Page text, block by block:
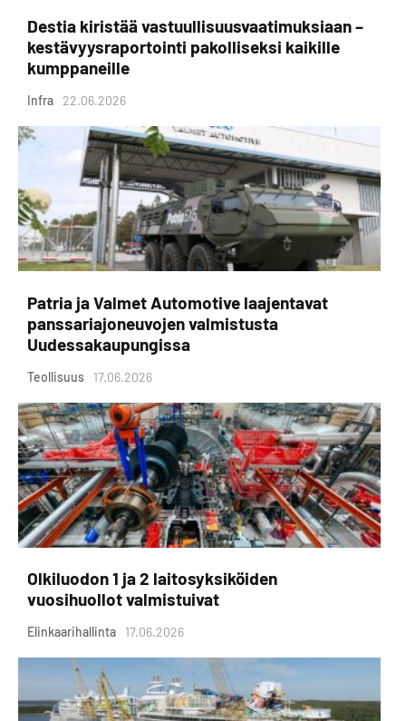
Destia kiristää vastuullisuusvaatimuksiaan –
kestävyysraportointi pakolliseksi kaikille
kumppaneille
Infra 22.06.2026
Patria ja Valmet Automotive laajentavat
panssariajoneuvojen valmistusta
Uudessakaupungissa
Teollisuus 17.06.2026
Olkiluodon 1 ja 2 laitosyksiköiden
vuosihuollot valmistuivat
Elinkaarihallinta 17.06.2026